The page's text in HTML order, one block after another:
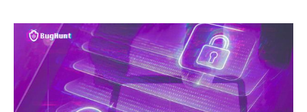
primeiro impacto. Eles se expandem, se multiplicam e
atingem áreas muito além do que parecia ser